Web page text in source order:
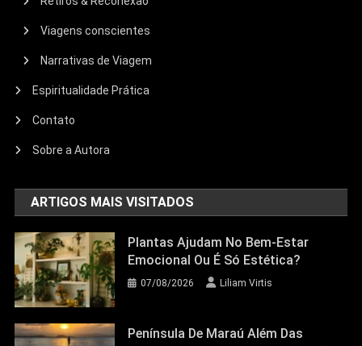
Viagens conscientes
Narrativas de Viagem
Espiritualidade Prática
Contato
Sobre a Autora
ARTIGOS MAIS VISITADOS
Plantas Ajudam No Bem-Estar
Emocional Ou É Só Estética?
07/08/2026 Liliam Virtis
Península De Maraú Além Das